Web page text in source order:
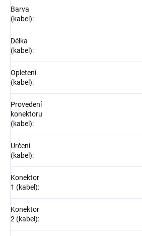
Barva
(kabel):
Délka
(kabel):
Opletení
(kabel):
Provedení
konektoru
(kabel):
Určení
(kabel):
Konektor
1 (kabel):
Konektor
2 (kabel):